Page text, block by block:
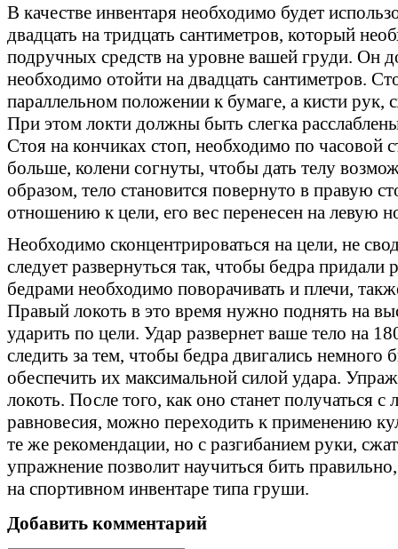
В качестве инвентаря необходимо будет
двадцать на тридцать сантиметров, который
подручных средств на уровне вашей груди. Он
необходимо отойти на двадцать сантиметров.
параллельном положении к бумаге, а кисти рук,
При этом локти должны быть слегка
Стоя на кончиках стоп, необходимо по часовой
больше, колени согнуты, чтобы дать телу
образом, тело становится повернуто в правую
отношению к цели, его вес перенесен на левую
Необходимо сконцентрироваться на цели, не
следует развернуться так, чтобы бедра
бедрами необходимо поворачивать и плечи,
Правый локоть в это время нужно поднять на
ударить по цели. Удар развернет ваше тело на
следить за тем, чтобы бедра двигались немного
обеспечить их максимальной силой удара.
локоть. После того, как оно станет получаться с
равновесия, можно переходить к применению
те же рекомендации, но с разгибанием руки,
упражнение позволит научиться бить
на спортивном инвентаре типа груши.
Добавить комментарий